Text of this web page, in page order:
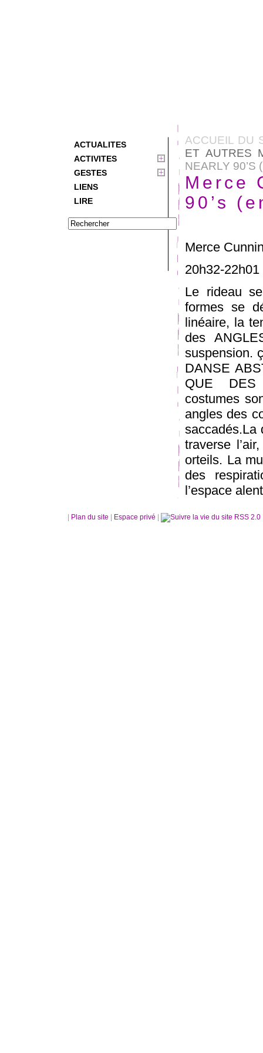
ACTUALITES
ACTIVITES
GESTES
LIENS
LIRE
ACCUEIL DU
ET AUTRES
NEARLY 90’S
Merce
90’s
Merce
20h32-
Le rideau
formes se
linéaire, la
des
suspension.
DANSE
QUE DES
costumes
angles des
saccadés.La
traverse
orteils. La
des
l’espace
Plan du site Espace privé RSS 2.0